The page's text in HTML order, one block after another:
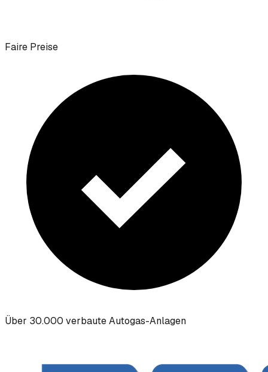
Faire Preise
Über 30.000 verbaute Autogas-Anlagen